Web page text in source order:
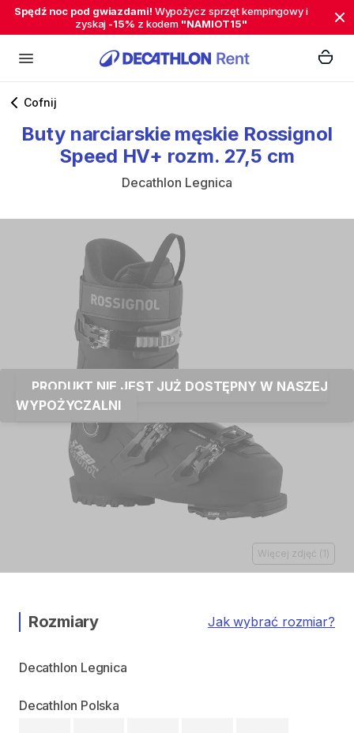
Spędź noc pod gwiazdami! Wypożycz sprzęt kempingowy i
zyskaj -15% z kodem "NAMIOT15"
Cofnij
Buty narciarskie męskie Rossignol
Speed HV+ rozm. 27​,​5 cm
Decathlon Legnica
PRODUKT NIE JEST JUŻ DOSTĘPNY W NASZEJ
WYPOŻYCZALNI
Więcej zdjęć (1 )
Rozmiary Jak wybrać rozmiar?
Decathlon Legnica
Decathlon Polska